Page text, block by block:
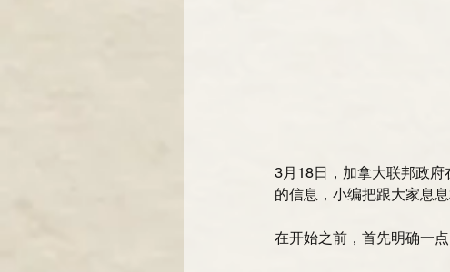
3月18日，加拿大联邦政
的信息，小编把跟大家息
在开始之前，首先明确一点